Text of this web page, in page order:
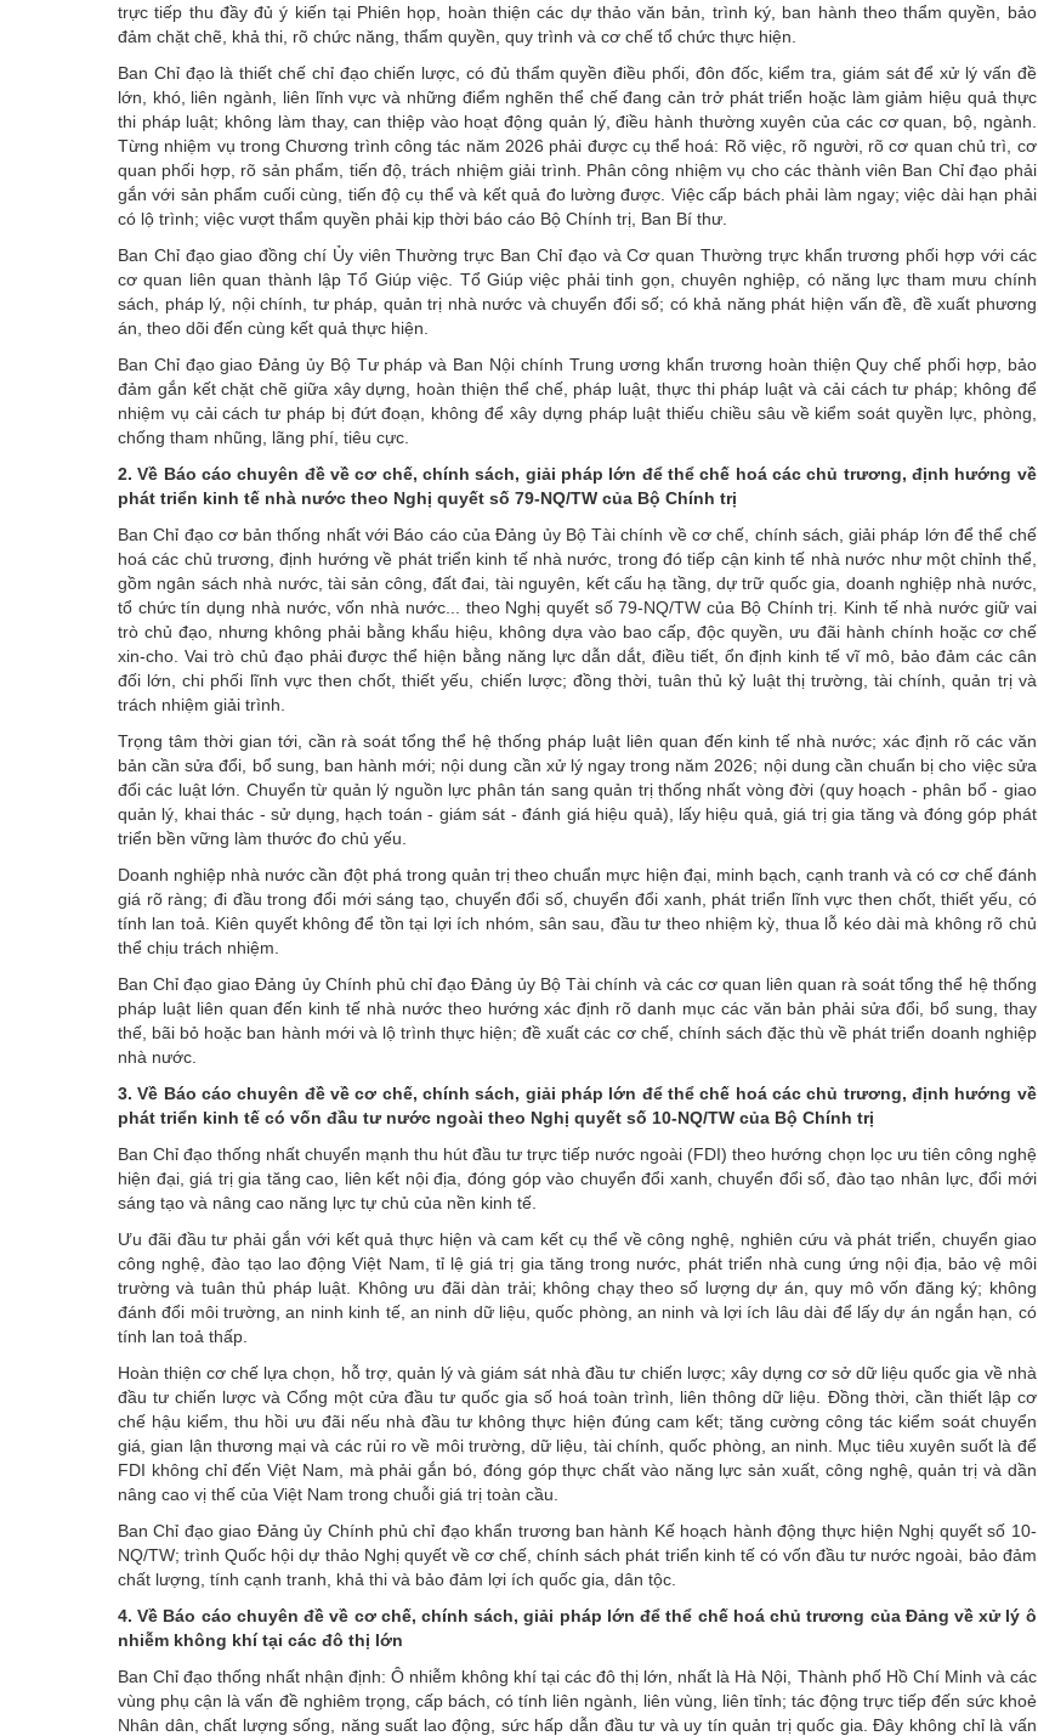
trực tiếp thu đầy đủ ý kiến tại Phiên họp, hoàn thiện các dự thảo văn bản, trình ký, ban hành theo thẩm quyền, bảo
đảm chặt chẽ, khả thi, rõ chức năng, thẩm quyền, quy trình và cơ chế tổ chức thực hiện.
Ban Chỉ đạo là thiết chế chỉ đạo chiến lược, có đủ thẩm quyền điều phối, đôn đốc, kiểm tra, giám sát để xử lý vấn đề
lớn, khó, liên ngành, liên lĩnh vực và những điểm nghẽn thể chế đang cản trở phát triển hoặc làm giảm hiệu quả thực
thi pháp luật; không làm thay, can thiệp vào hoạt động quản lý, điều hành thường xuyên của các cơ quan, bộ, ngành.
Từng nhiệm vụ trong Chương trình công tác năm 2026 phải được cụ thể hoá: Rõ việc, rõ người, rõ cơ quan chủ trì, cơ
quan phối hợp, rõ sản phẩm, tiến độ, trách nhiệm giải trình. Phân công nhiệm vụ cho các thành viên Ban Chỉ đạo phải
gắn với sản phẩm cuối cùng, tiến độ cụ thể và kết quả đo lường được. Việc cấp bách phải làm ngay; việc dài hạn phải
có lộ trình; việc vượt thẩm quyền phải kịp thời báo cáo Bộ Chính trị, Ban Bí thư.
Ban Chỉ đạo giao đồng chí Ủy viên Thường trực Ban Chỉ đạo và Cơ quan Thường trực khẩn trương phối hợp với các
cơ quan liên quan thành lập Tổ Giúp việc. Tổ Giúp việc phải tinh gọn, chuyên nghiệp, có năng lực tham mưu chính
sách, pháp lý, nội chính, tư pháp, quản trị nhà nước và chuyển đổi số; có khả năng phát hiện vấn đề, đề xuất phương
án, theo dõi đến cùng kết quả thực hiện.
Ban Chỉ đạo giao Đảng ủy Bộ Tư pháp và Ban Nội chính Trung ương khẩn trương hoàn thiện Quy chế phối hợp, bảo
đảm gắn kết chặt chẽ giữa xây dựng, hoàn thiện thể chế, pháp luật, thực thi pháp luật và cải cách tư pháp; không để
nhiệm vụ cải cách tư pháp bị đứt đoạn, không để xây dựng pháp luật thiếu chiều sâu về kiểm soát quyền lực, phòng,
chống tham nhũng, lãng phí, tiêu cực.
2. Về Báo cáo chuyên đề về cơ chế, chính sách, giải pháp lớn để thể chế hoá các chủ trương, định hướng về
phát triển kinh tế nhà nước theo Nghị quyết số 79-NQ/TW của Bộ Chính trị
Ban Chỉ đạo cơ bản thống nhất với Báo cáo của Đảng ủy Bộ Tài chính về cơ chế, chính sách, giải pháp lớn để thể chế
hoá các chủ trương, định hướng về phát triển kinh tế nhà nước, trong đó tiếp cận kinh tế nhà nước như một chỉnh thể,
gồm ngân sách nhà nước, tài sản công, đất đai, tài nguyên, kết cấu hạ tầng, dự trữ quốc gia, doanh nghiệp nhà nước,
tổ chức tín dụng nhà nước, vốn nhà nước... theo Nghị quyết số 79-NQ/TW của Bộ Chính trị. Kinh tế nhà nước giữ vai
trò chủ đạo, nhưng không phải bằng khẩu hiệu, không dựa vào bao cấp, độc quyền, ưu đãi hành chính hoặc cơ chế
xin-cho. Vai trò chủ đạo phải được thể hiện bằng năng lực dẫn dắt, điều tiết, ổn định kinh tế vĩ mô, bảo đảm các cân
đối lớn, chi phối lĩnh vực then chốt, thiết yếu, chiến lược; đồng thời, tuân thủ kỷ luật thị trường, tài chính, quản trị và
trách nhiệm giải trình.
Trọng tâm thời gian tới, cần rà soát tổng thể hệ thống pháp luật liên quan đến kinh tế nhà nước; xác định rõ các văn
bản cần sửa đổi, bổ sung, ban hành mới; nội dung cần xử lý ngay trong năm 2026; nội dung cần chuẩn bị cho việc sửa
đổi các luật lớn. Chuyển từ quản lý nguồn lực phân tán sang quản trị thống nhất vòng đời (quy hoạch - phân bổ - giao
quản lý, khai thác - sử dụng, hạch toán - giám sát - đánh giá hiệu quả), lấy hiệu quả, giá trị gia tăng và đóng góp phát
triển bền vững làm thước đo chủ yếu.
Doanh nghiệp nhà nước cần đột phá trong quản trị theo chuẩn mực hiện đại, minh bạch, cạnh tranh và có cơ chế đánh
giá rõ ràng; đi đầu trong đổi mới sáng tạo, chuyển đổi số, chuyển đổi xanh, phát triển lĩnh vực then chốt, thiết yếu, có
tính lan toả. Kiên quyết không để tồn tại lợi ích nhóm, sân sau, đầu tư theo nhiệm kỳ, thua lỗ kéo dài mà không rõ chủ
thể chịu trách nhiệm.
Ban Chỉ đạo giao Đảng ủy Chính phủ chỉ đạo Đảng ủy Bộ Tài chính và các cơ quan liên quan rà soát tổng thể hệ thống
pháp luật liên quan đến kinh tế nhà nước theo hướng xác định rõ danh mục các văn bản phải sửa đổi, bổ sung, thay
thế, bãi bỏ hoặc ban hành mới và lộ trình thực hiện; đề xuất các cơ chế, chính sách đặc thù về phát triển doanh nghiệp
nhà nước.
3. Về Báo cáo chuyên đề về cơ chế, chính sách, giải pháp lớn để thể chế hoá các chủ trương, định hướng về
phát triển kinh tế có vốn đầu tư nước ngoài theo Nghị quyết số 10-NQ/TW của Bộ Chính trị
Ban Chỉ đạo thống nhất chuyển mạnh thu hút đầu tư trực tiếp nước ngoài (FDI) theo hướng chọn lọc ưu tiên công nghệ
hiện đại, giá trị gia tăng cao, liên kết nội địa, đóng góp vào chuyển đổi xanh, chuyển đổi số, đào tạo nhân lực, đổi mới
sáng tạo và nâng cao năng lực tự chủ của nền kinh tế.
Ưu đãi đầu tư phải gắn với kết quả thực hiện và cam kết cụ thể về công nghệ, nghiên cứu và phát triển, chuyển giao
công nghệ, đào tạo lao động Việt Nam, tỉ lệ giá trị gia tăng trong nước, phát triển nhà cung ứng nội địa, bảo vệ môi
trường và tuân thủ pháp luật. Không ưu đãi dàn trải; không chạy theo số lượng dự án, quy mô vốn đăng ký; không
đánh đổi môi trường, an ninh kinh tế, an ninh dữ liệu, quốc phòng, an ninh và lợi ích lâu dài để lấy dự án ngắn hạn, có
tính lan toả thấp.
Hoàn thiện cơ chế lựa chọn, hỗ trợ, quản lý và giám sát nhà đầu tư chiến lược; xây dựng cơ sở dữ liệu quốc gia về nhà
đầu tư chiến lược và Cổng một cửa đầu tư quốc gia số hoá toàn trình, liên thông dữ liệu. Đồng thời, cần thiết lập cơ
chế hậu kiểm, thu hồi ưu đãi nếu nhà đầu tư không thực hiện đúng cam kết; tăng cường công tác kiểm soát chuyển
giá, gian lận thương mại và các rủi ro về môi trường, dữ liệu, tài chính, quốc phòng, an ninh. Mục tiêu xuyên suốt là để
FDI không chỉ đến Việt Nam, mà phải gắn bó, đóng góp thực chất vào năng lực sản xuất, công nghệ, quản trị và dần
nâng cao vị thế của Việt Nam trong chuỗi giá trị toàn cầu.
Ban Chỉ đạo giao Đảng ủy Chính phủ chỉ đạo khẩn trương ban hành Kế hoạch hành động thực hiện Nghị quyết số 10-
NQ/TW; trình Quốc hội dự thảo Nghị quyết về cơ chế, chính sách phát triển kinh tế có vốn đầu tư nước ngoài, bảo đảm
chất lượng, tính cạnh tranh, khả thi và bảo đảm lợi ích quốc gia, dân tộc.
4. Về Báo cáo chuyên đề về cơ chế, chính sách, giải pháp lớn để thể chế hoá chủ trương của Đảng về xử lý ô
nhiễm không khí tại các đô thị lớn
Ban Chỉ đạo thống nhất nhận định: Ô nhiễm không khí tại các đô thị lớn, nhất là Hà Nội, Thành phố Hồ Chí Minh và các
vùng phụ cận là vấn đề nghiêm trọng, cấp bách, có tính liên ngành, liên vùng, liên tỉnh; tác động trực tiếp đến sức khoẻ
Nhân dân, chất lượng sống, năng suất lao động, sức hấp dẫn đầu tư và uy tín quản trị quốc gia. Đây không chỉ là vấn